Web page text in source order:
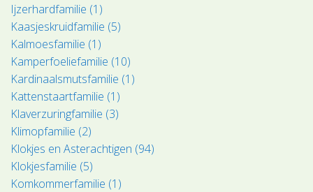
Ijzerhardfamilie (1)
Kaasjeskruidfamilie (5)
Kalmoesfamilie (1)
Kamperfoeliefamilie (10)
Kardinaalsmutsfamilie (1)
Kattenstaartfamilie (1)
Klaverzuringfamilie (3)
Klimopfamilie (2)
Klokjes en Asterachtigen (94)
Klokjesfamilie (5)
Komkommerfamilie (1)